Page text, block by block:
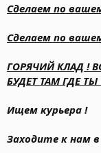
Сделаем по
Сделаем по
ГОРЯЧИЙ КЛАД !
БУДЕТ ТАМ ГДЕ
Ищем курьера !
Заходите к нам